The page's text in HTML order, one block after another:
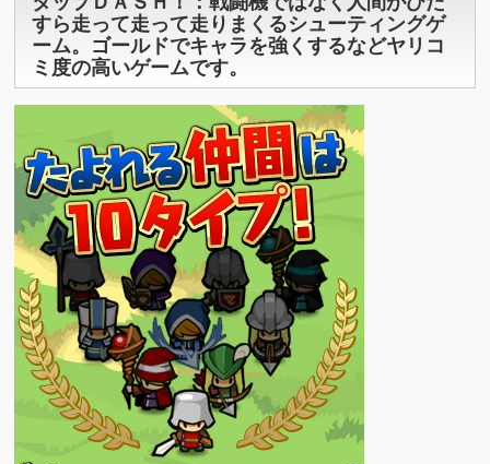
すら走って走って走りまくるシューティングゲ
ーム。ゴールドでキャラを強くするなどヤリコ
ミ度の高いゲームです。